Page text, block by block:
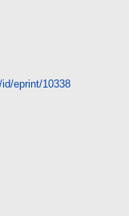
eprint/10338